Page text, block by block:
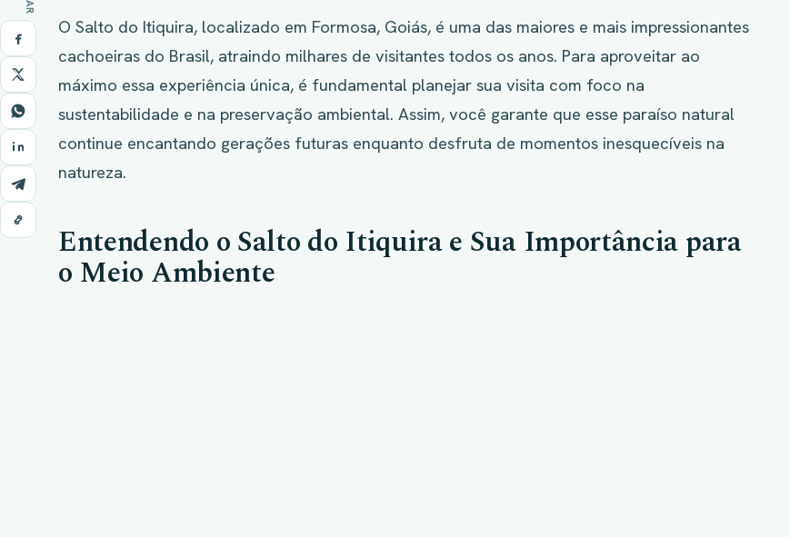
O Salto do Itiquira, localizado em Formosa, Goiás, é uma das maiores e mais impressionantes
cachoeiras do Brasil, atraindo milhares de visitantes todos os anos. Para aproveitar ao
máximo essa experiência única, é fundamental planejar sua visita com foco na
sustentabilidade e na preservação ambiental. Assim, você garante que esse paraíso natural
continue encantando gerações futuras enquanto desfruta de momentos inesquecíveis na
natureza.
Entendendo o Salto do Itiquira e Sua Importância para
o Meio Ambiente